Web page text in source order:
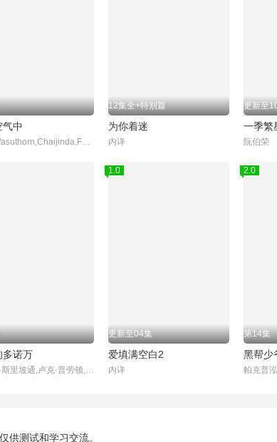
气中
Peat,Wasuthorn,Chaijinda,Fort,Thitipong,Sengngai,Boss,Chaikamon,Sermsongwittaya,Noeul,Nuttarat,Tangwai,Act,Tanachai,Kulcharoentanachot,奇萨努蓬·邦马尼,James,Pongsapak,Rachaporn,Chai,Supakit,Puth,Chaya,Seng,S
12集全+特别篇
为你着迷
内详
更新至
一季繁
阮伯荣
多诺万
苏帕功·斯里坡通,卢克·普劳顿,提娜丽·维拉瓦诺丹,爱琳·尤格达塔
1.0
更新至04集
爱填满空白2
内详
2.0
第14集
黑帮少
供测试和学习交流。